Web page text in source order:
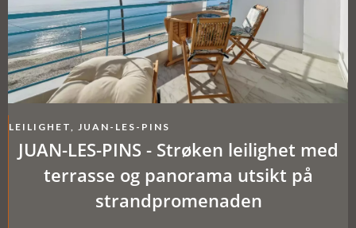
LEILIGHET, JUAN-LES-PINS
JUAN-LES-PINS - Strøken leilighet med
terrasse og panorama utsikt på
strandpromenaden